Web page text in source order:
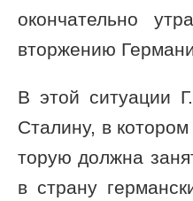
окончательно
вторжению
В этой ситуации
Сталину, в
торую должна
в страну